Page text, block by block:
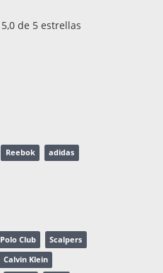
de 5 estrellas
Reebok adidas
Polo Club Scalpers
Calvin Klein